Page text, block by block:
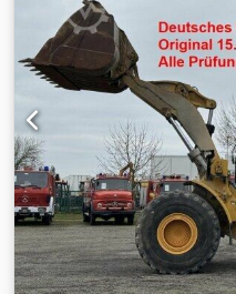
електричних мереж. ⸻
Виробник: Gossen
Живлення: 230 В Категорія
IV 300V Професійний
У КОМПЛЕКТІ - тестер
провід - адаптер -
комплекту на фото ⸻
електричних установок -
електромереж -
СТАН Вживаний Візуально